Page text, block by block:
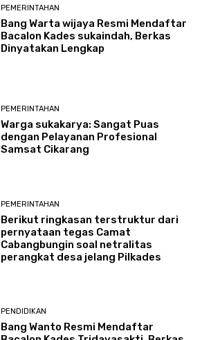
PEMERINTAHAN
Bang Warta wijaya Resmi Mendaftar
Bacalon Kades sukaindah, Berkas
Dinyatakan Lengkap
PEMERINTAHAN
Warga sukakarya: Sangat Puas
dengan Pelayanan Profesional
Samsat Cikarang
PEMERINTAHAN
Berikut ringkasan terstruktur dari
pernyataan tegas Camat
Cabangbungin soal netralitas
perangkat desa jelang Pilkades
PENDIDIKAN
Bang Wanto Resmi Mendaftar